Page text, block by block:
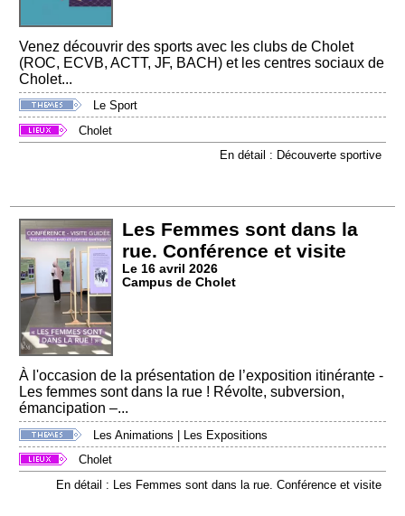
Venez découvrir des sports avec les clubs de Cholet
(ROC, ECVB, ACTT, JF, BACH) et les centres sociaux de
Cholet...
Le Sport
Cholet
En détail : Découverte sportive
Les Femmes sont dans la
rue. Conférence et visite
Le 16 avril 2026
Campus de Cholet
À l'occasion de la présentation de l’exposition itinérante -
Les femmes sont dans la rue ! Révolte, subversion,
émancipation –...
Les Animations
Les Expositions
Cholet
En détail : Les Femmes sont dans la rue. Conférence et visite